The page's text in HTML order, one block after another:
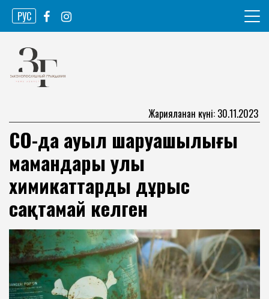
Skip
content
РУС
Законопослушный гражданин
Жарияланған күні: 30.11.2023
СҚО-да ауыл шаруашылығы
мамандары улы
химикаттарды дұрыс
сақтамай келген